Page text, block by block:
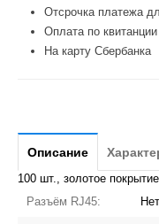
Отсрочка платежа
Оплата по
На карту Сбербанка
Описание
100 шт., золотое
Разъём RJ45:
Нет